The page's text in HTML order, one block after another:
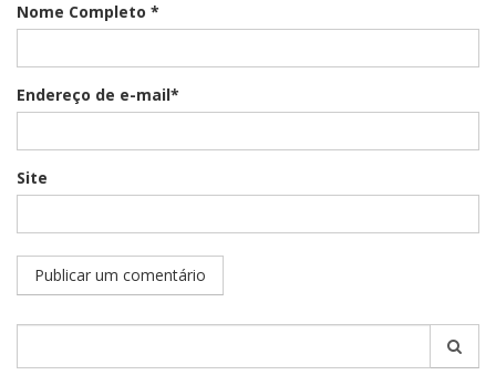
Nome Completo *
Endereço de e-mail*
Site